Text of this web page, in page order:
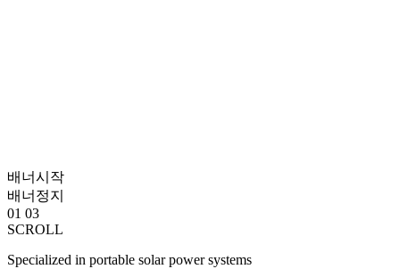
배너시작
배너정지
01 03
SCROLL
Specialized in portable solar power systems